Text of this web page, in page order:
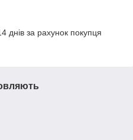
днів за рахунок покупця